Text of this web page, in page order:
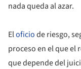
nada queda al azar.
Eloficiode riesgo,
proceso en el que el
que depende del